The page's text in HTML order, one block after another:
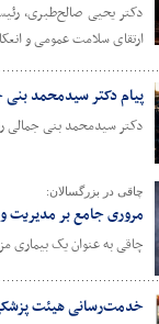
دکتر یحیی صالح‌طبری،
ارتقای سلامت عمومی و
پیام دکتر سیدمحمد
دکتر سیدمحمد بنی جمالی
چاقی در بزرگسالان:
مروری جامع بر مدیریت
چاقی به عنوان یک
خدمت‌رسانی هیئت پزشکی